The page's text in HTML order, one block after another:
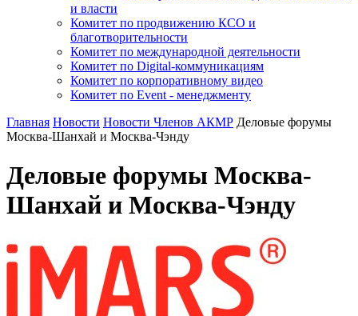
и власти
Комитет по продвижению КСО и
благотворительности
Комитет по международной деятельности
Комитет по Digital-коммуникациям
Комитет по корпоративному видео
Комитет по Event - менеджменту
Главная Новости Новости Членов АКМР Деловые форумы
Москва-Шанхай и Москва-Чэнду
Деловые форумы Москва-
Шанхай и Москва-Чэнду